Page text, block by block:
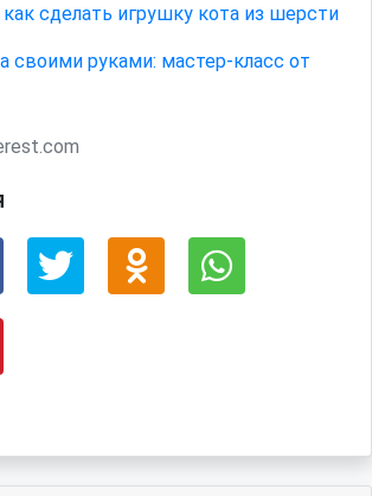
как сделать игрушку кота из шерсти
своими руками: мастер-класс от